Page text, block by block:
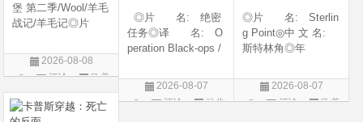
堡 第二季/Wool/羊毛
战记/羊毛记◎片
◎年 代 2024◎
产 地 美国◎
幻 / 悬疑◎语
言 英语◎上映日
2026-08-08
评论
欧美
剧
◎片 名: 绝密
任务◎译 名: O
peration Black-ops /
&amp;middot;绝密任
务◎年 代: 202
2026-08-07
评论
动作
◎片 名: Sterlin
g Point◎中 文 名:
斯特林角◎年
地: 美国◎类
别: 剧情◎语
2026-08-07
评论
欧美